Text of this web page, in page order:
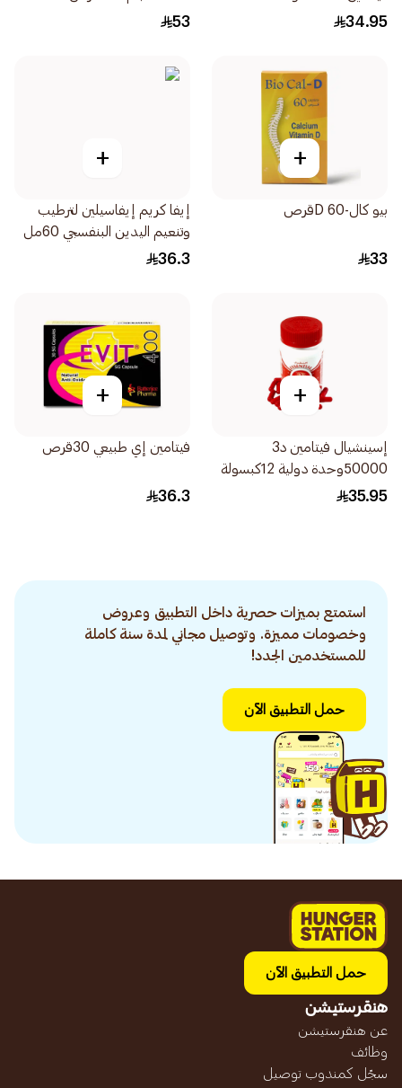
كبسولة
34.95
53
+
بيو كال-D 60قرص
33
+
إيفا كريم إيفاسيلين لترطيب
وتنعيم اليدين البنفسجي 60مل
36.3
+
إسينشيال فيتامين د3
50000وحدة دولية 12كبسولة
35.95
+
فيتامين إي طبيعي 30قرص
36.3
استمتع بميزات حصرية داخل التطبيق وعروض
وخصومات مميزة. وتوصيل مجاني لمدة سنة كاملة
للمستخدمين الجدد!
حمل التطبيق الآن
حمل التطبيق الآن
هنقرستيشن
عن هنقرستيشن
وظائف
سجّل كمندوب توصيل